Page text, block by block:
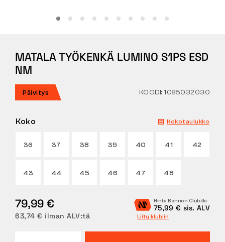
MEISTÄ
BENNON-LABORATORIO
PALAUTUKSET
MATALA TYÖKENKÄ LUMINO S1PS ESD
NM
Päivitys KOODI: 1085032030
Koko Kokotaulukko
36 37 38 39 40 41 42
43 44 45 46 47 48
79,99 €
63,74 € ilman ALV:tä
Hinta Bennon Clubille
75,99 € sis. ALV
Liity klubiin